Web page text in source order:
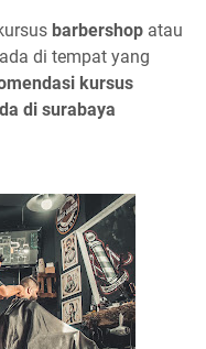
barbershop atau
di tempat yang
kursus
di surabaya